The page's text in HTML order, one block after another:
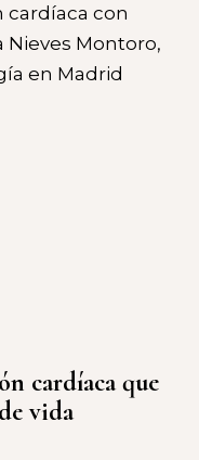
cardíaca que
vida